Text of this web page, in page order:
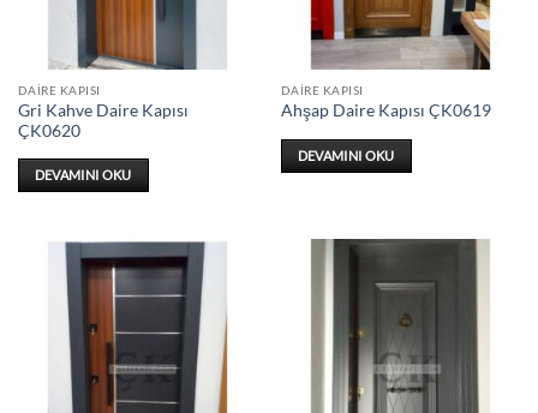
DAIRE KAPISI
Gri Kahve Daire Kapısı
ÇK0620
DEVAMINI OKU
DAIRE KAPISI
Ahşap Daire Kapısı ÇK0619
DEVAMINI OKU